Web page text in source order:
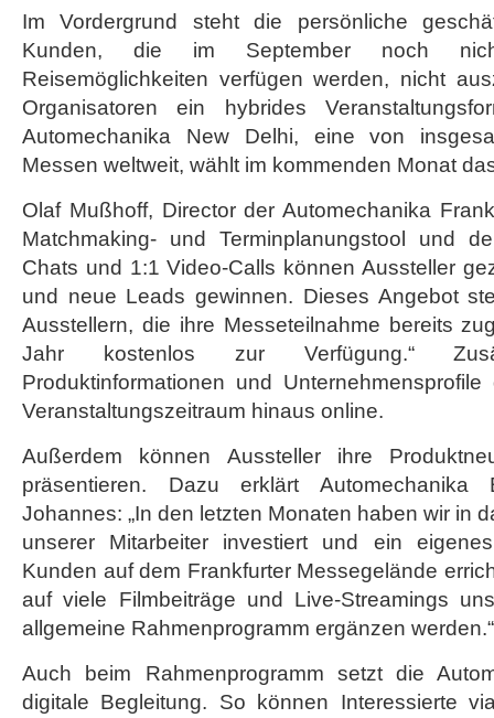
Im Vordergrund steht die persönliche
Kunden, die im September noch
Reisemöglichkeiten verfügen werden, nicht
Organisatoren ein hybrides
Automechanika New Delhi, eine von
Messen weltweit, wählt im kommenden Monat
Olaf Mußhoff, Director der Automechanika
Matchmaking- und Terminplanungstool und
Chats und 1:1 Video-Calls können Aussteller
und neue Leads gewinnen. Dieses Angebot
Ausstellern, die ihre Messeteilnahme bereits
Jahr kostenlos zur Verfügung.“
Produktinformationen und
Veranstaltungszeitraum hinaus online.
Außerdem können Aussteller ihre
präsentieren. Dazu erklärt Automechanika
Johannes: „In den letzten Monaten haben wir in
unserer Mitarbeiter investiert und ein
Kunden auf dem Frankfurter Messegelände
auf viele Filmbeiträge und Live-Streamings
allgemeine Rahmenprogramm ergänzen werden.“
Auch beim Rahmenprogramm setzt die
digitale Begleitung. So können Interessierte